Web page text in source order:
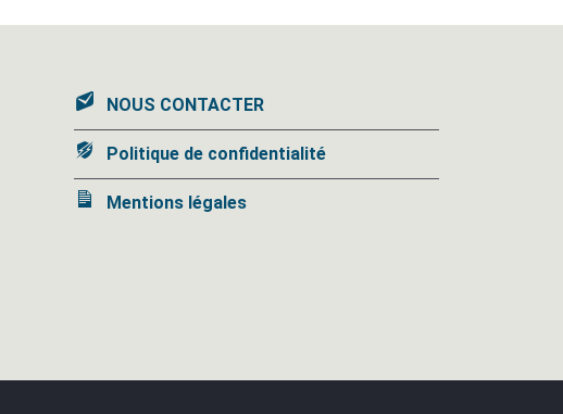
NOUS CONTACTER
Politique de confidentialité
Mentions légales